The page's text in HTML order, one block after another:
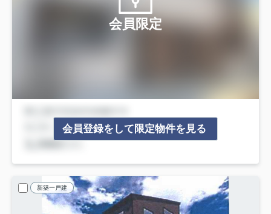
会員限定
会員登録をして限定物件を見る
新築一戸建